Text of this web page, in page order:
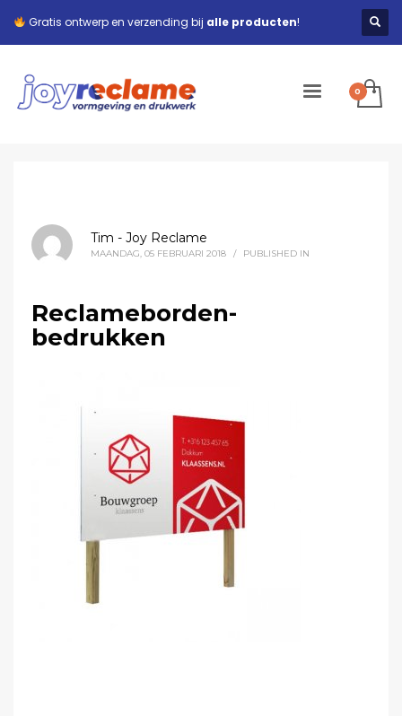
Gratis ontwerp en verzending bij alle producten!
Tim - Joy Reclame
MAANDAG, 05 FEBRUARI 2018 / PUBLISHED IN
Reclameborden-
bedrukken